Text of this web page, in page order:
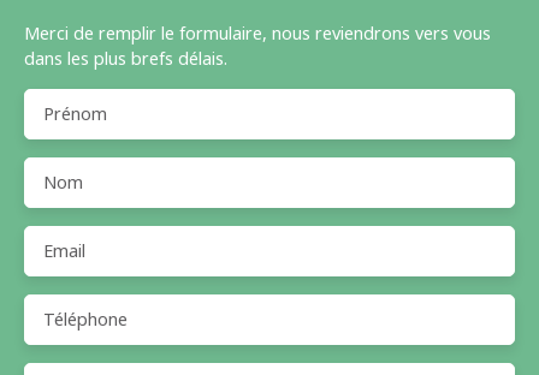
Merci de remplir le formulaire, nous reviendrons vers vous
dans les plus brefs délais.
Prénom
Nom
Email
Téléphone